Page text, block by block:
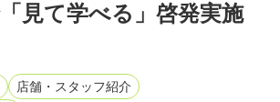
見て学べる」啓発実施
店舗・スタッフ紹介